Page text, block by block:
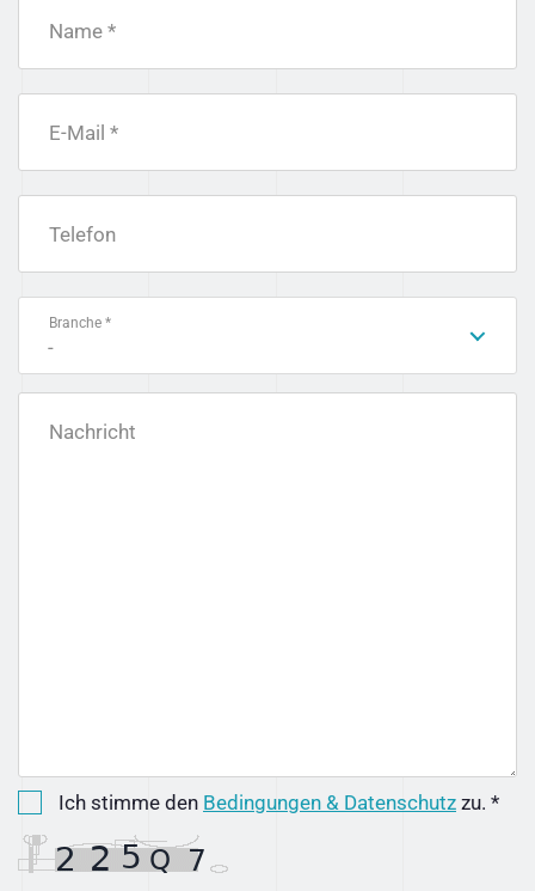
Name *
E-Mail *
Telefon
Branche *
-
Nachricht
Ich stimme den Bedingungen & Datenschutz zu. *